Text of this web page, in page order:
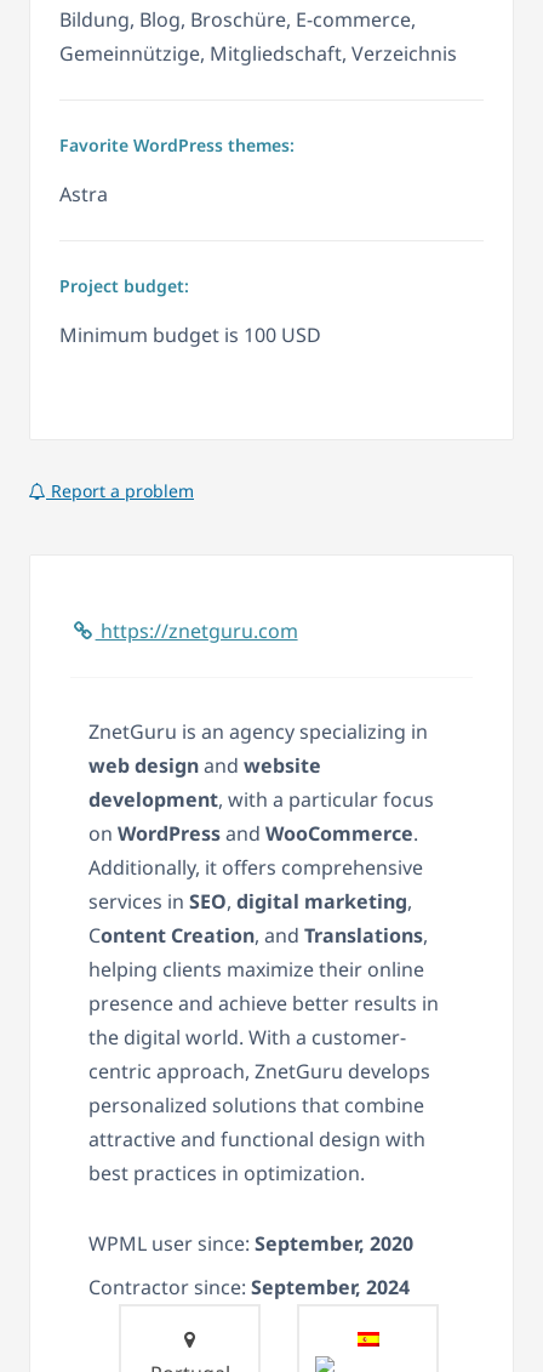
Bildung, Blog, Broschüre, E-commerce,
Gemeinnützige, Mitgliedschaft, Verzeichnis
Favorite WordPress themes:
Astra
Project budget:
Minimum budget is 100 USD
Report a problem
https://znetguru.com
ZnetGuru is an agency specializing in
web designand website
development, with a particular focus
on WordPressand WooCommerce.
Additionally, it offers comprehensive
services in SEO, digital marketing,
Content Creation, and Translations,
helping clients maximize their online
presence and achieve better results in
the digital world. With a customer-
centric approach, ZnetGuru develops
personalized solutions that combine
attractive and functional design with
best practices in optimization.
WPML user since: September, 2020
Contractor since: September, 2024